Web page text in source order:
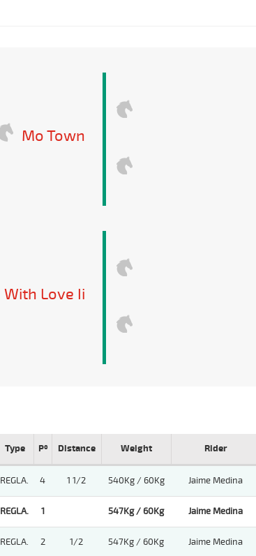
Mo Town
With Love Ii
Type Pº Distance Weight Rider
REGLA. 4 1 1/2 540Kg / 60Kg Jaime Medina
REGLA. 1 547Kg / 60Kg Jaime Medina
REGLA. 2 1/2 547Kg / 60Kg Jaime Medina